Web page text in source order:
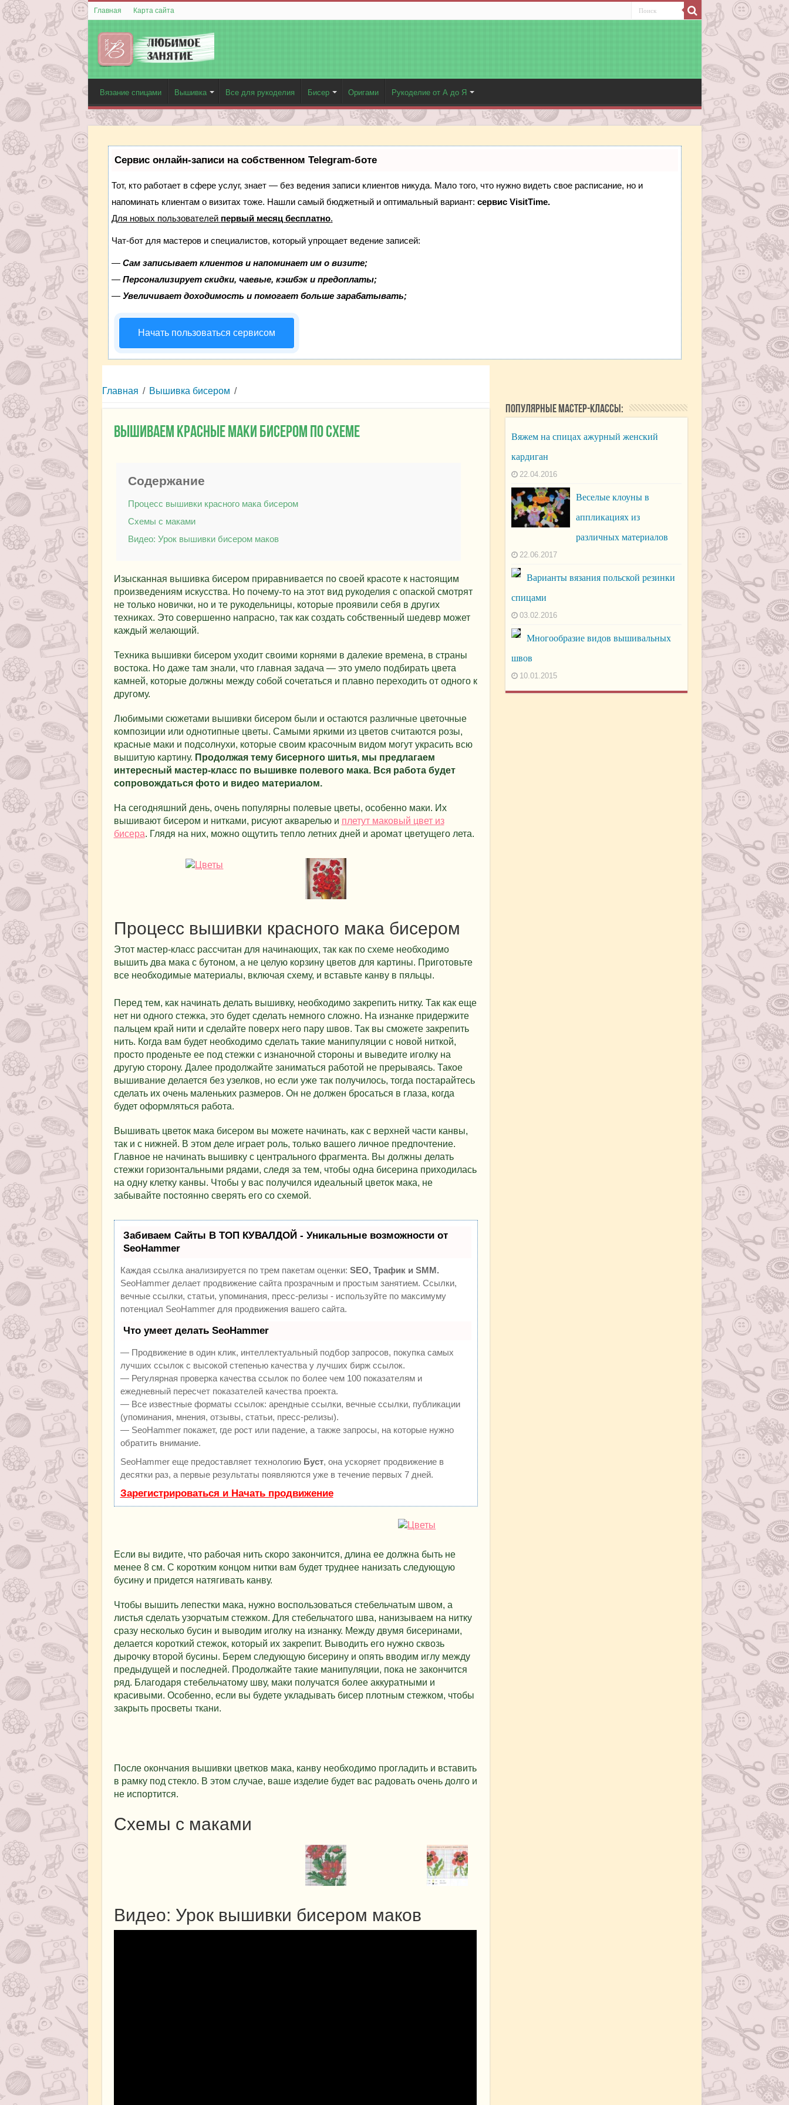
Главная Карта сайта
Вязание спицами Вышивка Все для рукоделия Бисер Оригами Рукоделие от А до Я
Сервис онлайн-записи на собственном Telegram-боте
Тот, кто работает в сфере услуг, знает — без ведения записи клиентов никуда. Мало того, что нужно видеть свое расписание, но и
напоминать клиентам о визитах тоже. Нашли самый бюджетный и оптимальный вариант: сервис VisitTime.
Для новых пользователей первый месяц бесплатно.
Чат-бот для мастеров и специалистов, который упрощает ведение записей:
— Сам записывает клиентов и напоминает им о визите;
— Персонализирует скидки, чаевые, кэшбэк и предоплаты;
— Увеличивает доходимость и помогает больше зарабатывать;
Начать пользоваться сервисом
Главная / Вышивка бисером /
Вышиваем красные маки бисером по схеме
Содержание
Процесс вышивки красного мака бисером
Схемы с маками
Видео: Урок вышивки бисером маков
Изысканная вышивка бисером приравнивается по своей красоте к настоящим
произведениям искусства. Но почему-то на этот вид рукоделия с опаской смотрят
не только новички, но и те рукодельницы, которые проявили себя в других
техниках. Это совершенно напрасно, так как создать собственный шедевр может
каждый желающий.
Техника вышивки бисером уходит своими корнями в далекие времена, в страны
востока. Но даже там знали, что главная задача — это умело подбирать цвета
камней, которые должны между собой сочетаться и плавно переходить от одного к
другому.
Любимыми сюжетами вышивки бисером были и остаются различные цветочные
композиции или однотипные цветы. Самыми яркими из цветов считаются розы,
красные маки и подсолнухи, которые своим красочным видом могут украсить всю
вышитую картину. Продолжая тему бисерного шитья, мы предлагаем
интересный мастер-класс по вышивке полевого мака. Вся работа будет
сопровождаться фото и видео материалом.
На сегодняшний день, очень популярны полевые цветы, особенно маки. Их
вышивают бисером и нитками, рисуют акварелью и плетут маковый цвет из
бисера. Глядя на них, можно ощутить тепло летних дней и аромат цветущего лета.
Процесс вышивки красного мака бисером
Этот мастер-класс рассчитан для начинающих, так как по схеме необходимо
вышить два мака с бутоном, а не целую корзину цветов для картины. Приготовьте
все необходимые материалы, включая схему, и вставьте канву в пяльцы.
Перед тем, как начинать делать вышивку, необходимо закрепить нитку. Так как еще
нет ни одного стежка, это будет сделать немного сложно. На изнанке придержите
пальцем край нити и сделайте поверх него пару швов. Так вы сможете закрепить
нить. Когда вам будет необходимо сделать такие манипуляции с новой ниткой,
просто проденьте ее под стежки с изнаночной стороны и выведите иголку на
другую сторону. Далее продолжайте заниматься работой не прерываясь. Такое
вышивание делается без узелков, но если уже так получилось, тогда постарайтесь
сделать их очень маленьких размеров. Он не должен бросаться в глаза, когда
будет оформляться работа.
Вышивать цветок мака бисером вы можете начинать, как с верхней части канвы,
так и с нижней. В этом деле играет роль, только вашего личное предпочтение.
Главное не начинать вышивку с центрального фрагмента. Вы должны делать
стежки горизонтальными рядами, следя за тем, чтобы одна бисерина приходилась
на одну клетку канвы. Чтобы у вас получился идеальный цветок мака, не
забывайте постоянно сверять его со схемой.
Забиваем Сайты В ТОП КУВАЛДОЙ - Уникальные возможности от
SeoHammer
Каждая ссылка анализируется по трем пакетам оценки: SEO, Трафик и SMM.
SeoHammer делает продвижение сайта прозрачным и простым занятием. Ссылки,
вечные ссылки, статьи, упоминания, пресс-релизы - используйте по максимуму
потенциал SeoHammer для продвижения вашего сайта.
Что умеет делать SeoHammer
— Продвижение в один клик, интеллектуальный подбор запросов, покупка самых
лучших ссылок с высокой степенью качества у лучших бирж ссылок.
— Регулярная проверка качества ссылок по более чем 100 показателям и
ежедневный пересчет показателей качества проекта.
— Все известные форматы ссылок: арендные ссылки, вечные ссылки, публикации
(упоминания, мнения, отзывы, статьи, пресс-релизы).
— SeoHammer покажет, где рост или падение, а также запросы, на которые нужно
обратить внимание.
SeoHammer еще предоставляет технологию Буст, она ускоряет продвижение в
десятки раз, а первые результаты появляются уже в течение первых 7 дней.
Зарегистрироваться и Начать продвижение
Если вы видите, что рабочая нить скоро закончится, длина ее должна быть не
менее 8 см. С коротким концом нитки вам будет труднее нанизать следующую
бусину и придется натягивать канву.
Чтобы вышить лепестки мака, нужно воспользоваться стебельчатым швом, а
листья сделать узорчатым стежком. Для стебельчатого шва, нанизываем на нитку
сразу несколько бусин и выводим иголку на изнанку. Между двумя бисеринами,
делается короткий стежок, который их закрепит. Выводить его нужно сквозь
дырочку второй бусины. Берем следующую бисерину и опять вводим иглу между
предыдущей и последней. Продолжайте такие манипуляции, пока не закончится
ряд. Благодаря стебельчатому шву, маки получатся более аккуратными и
красивыми. Особенно, если вы будете укладывать бисер плотным стежком, чтобы
закрыть просветы ткани.
После окончания вышивки цветков мака, канву необходимо прогладить и вставить
в рамку под стекло. В этом случае, ваше изделие будет вас радовать очень долго и
не испортится.
Схемы с маками
Видео: Урок вышивки бисером маков
Популярные мастер-классы:
Вяжем на спицах ажурный женский
кардиган
22.04.2016
Веселые клоуны в
аппликациях из
различных материалов
22.06.2017
Варианты вязания польской резинки
спицами
03.02.2016
Многообразие видов вышивальных
швов
10.01.2015